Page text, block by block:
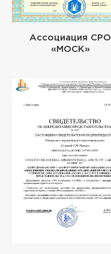
Ассоциация СРО
«МОСК»